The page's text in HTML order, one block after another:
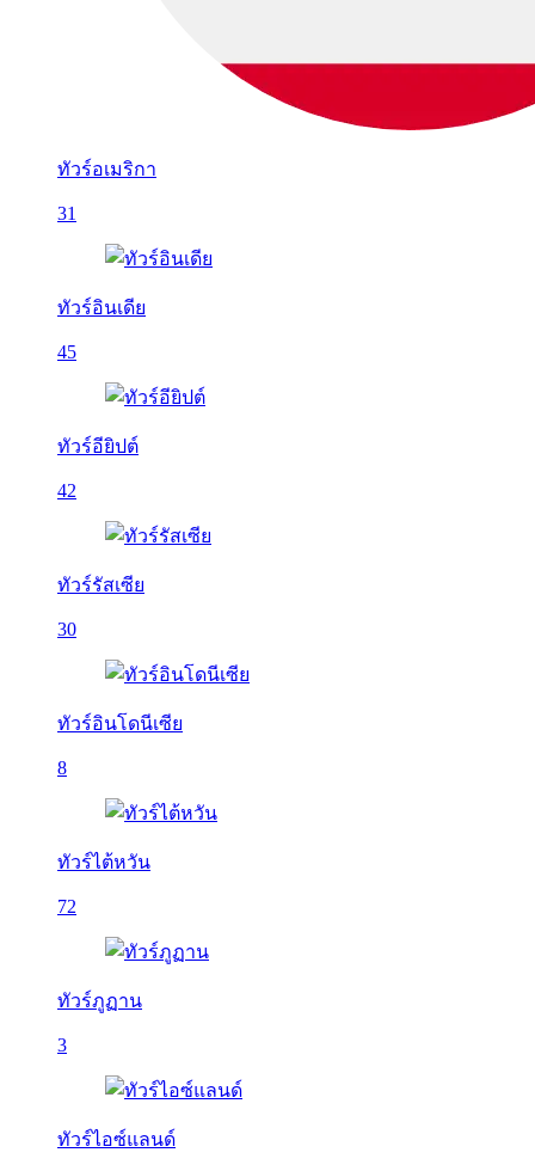
ทัวร์อเมริกา
31
ทัวร์อินเดีย
45
ทัวร์อียิปต์
42
ทัวร์รัสเซีย
30
ทัวร์อินโดนีเซีย
8
ทัวร์ไต้หวัน
72
ทัวร์ภูฏาน
3
ทัวร์ไอซ์แลนด์